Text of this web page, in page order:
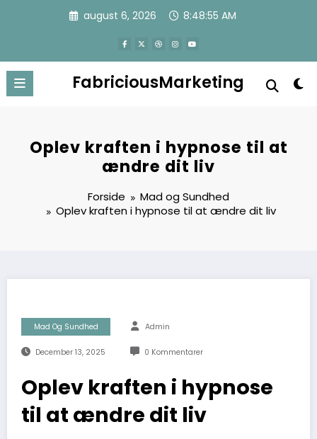
august 6, 2026 8:48:55 AM
FabriciousMarketing
Oplev kraften i hypnose til at
ændre dit liv
Forside
Mad og Sundhed
Oplev kraften i hypnose til at ændre dit liv
Mad Og Sundhed Admin
December 13, 2025 0 Kommentarer
Oplev kraften i hypnose
til at ændre dit liv